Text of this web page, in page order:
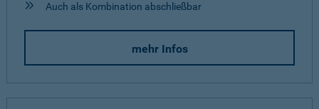
Auch als Kombination abschließbar
mehr Infos